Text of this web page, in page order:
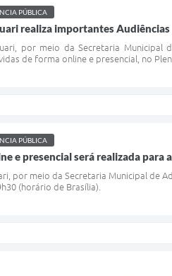
PÚBLICA
realiza importantes
por meio da Secretaria Municipal
de forma online e presencial, no
PÚBLICA
e presencial será realizada
por meio da Secretaria Municipal de
(horário de Brasília).